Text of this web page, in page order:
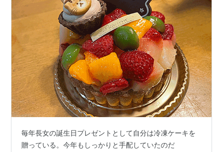
毎年長女の誕生日プレゼントとして自分は冷凍ケーキを
贈っている。今年もしっかりと手配していたのだ